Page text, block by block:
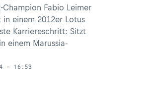
Champion Fabio Leimer
in einem 2012er Lotus
Karriereschritt: Sitzt
einem Marussia-
- 16:53